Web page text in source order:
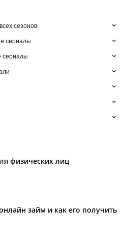
сезонов
сериалы
сериалы
физических лиц
займ и как его получить